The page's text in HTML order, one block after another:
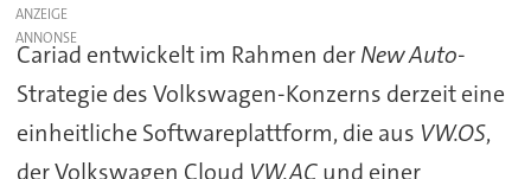
ANZEIGE
Cariad entwickelt im Rahmen derNew Auto-
Strategie des Volkswagen-Konzerns derzeit eine
einheitliche Softwareplattform, die aus VW.OS,
der Volkswagen Cloud VW.ACund einer